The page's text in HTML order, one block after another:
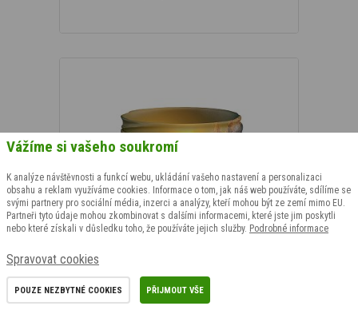
Vážíme si vašeho soukromí
K analýze návštěvnosti a funkcí webu, ukládání vašeho nastavení a personalizaci
obsahu a reklam využíváme cookies. Informace o tom, jak náš web používáte, sdílíme se
svými partnery pro sociální média, inzerci a analýzy, kteří mohou být ze zemí mimo EU.
Partneři tyto údaje mohou zkombinovat s dalšími informacemi, které jste jim poskytli
nebo které získali v důsledku toho, že používáte jejich služby. Podrobné informace
Spravovat cookies
POUZE NEZBYTNÉ COOKIES PŘIJMOUT VŠE